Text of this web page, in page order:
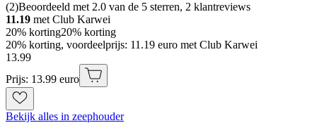
(2)Beoordeeld met 2.0 van de 5 sterren, 2 klantreviews
11.19 met Club Karwei
20% korting20% korting
20% korting, voordeelprijs: 11.19 euro met Club Karwei
13.99
Prijs: 13.99 euro
Bekijk alles in zeephouder